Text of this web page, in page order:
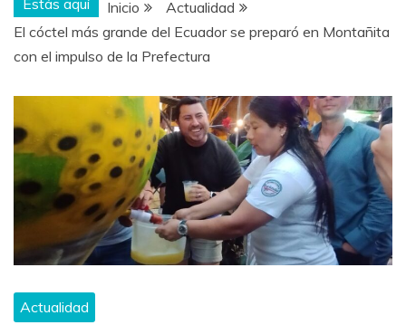
Inicio
Actualidad
El cóctel más grande del Ecuador se preparó en Montañita
con el impulso de la Prefectura
Actualidad